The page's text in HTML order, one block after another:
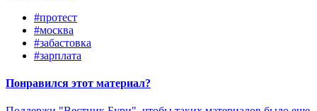
#протест
#москва
#забастовка
#зарплата
Понравился этот материал?